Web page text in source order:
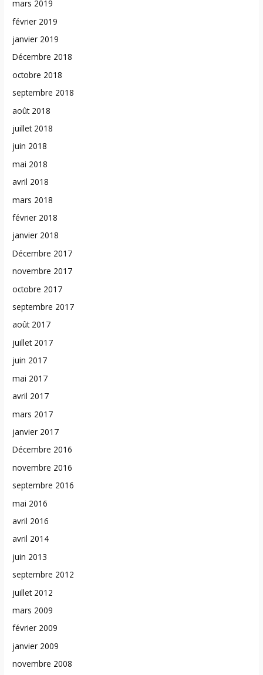
mars 2019
février 2019
janvier 2019
Décembre 2018
octobre 2018
septembre 2018
août 2018
juillet 2018
juin 2018
mai 2018
avril 2018
mars 2018
février 2018
janvier 2018
Décembre 2017
novembre 2017
octobre 2017
septembre 2017
août 2017
juillet 2017
juin 2017
mai 2017
avril 2017
mars 2017
janvier 2017
Décembre 2016
novembre 2016
septembre 2016
mai 2016
avril 2016
avril 2014
juin 2013
septembre 2012
juillet 2012
mars 2009
février 2009
janvier 2009
novembre 2008